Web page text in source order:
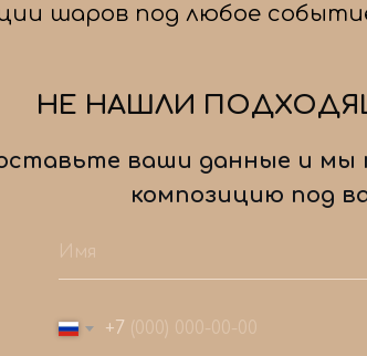
шаров под любое
+7
НЕ НАШЛИ
ваши данные и мы
композицию под